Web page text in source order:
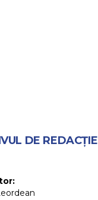
DE REDACȚIE